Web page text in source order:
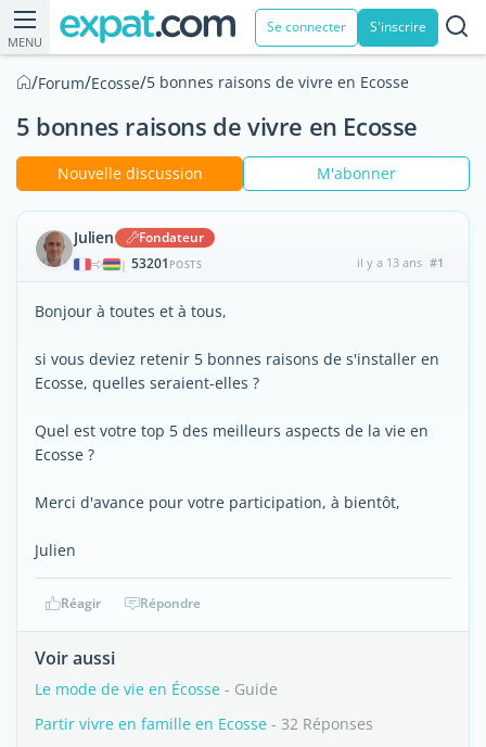
MENU
Se connecter S'inscrire
/Forum/Ecosse/5 bonnes raisons de vivre en Ecosse
5 bonnes raisons de vivre en Ecosse
Nouvelle discussion M'abonner
Julien Fondateur
| 53201 POSTS il y a 13 ans #1
Bonjour à toutes et à tous,
si vous deviez retenir 5 bonnes raisons de s'installer en
Ecosse, quelles seraient-elles ?
Quel est votre top 5 des meilleurs aspects de la vie en
Ecosse ?
Merci d'avance pour votre participation, à bientôt,
Julien
Réagir Répondre
Voir aussi
Le mode de vie en Écosse - Guide
Partir vivre en famille en Ecosse - 32 Réponses